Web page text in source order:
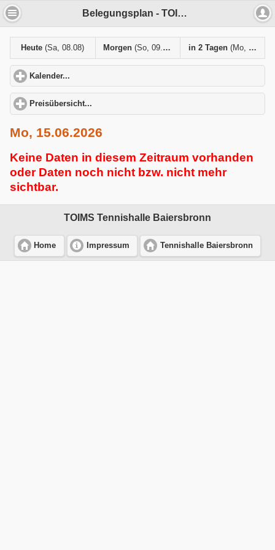
Belegungsplan - TOIMS Tennishalle Baiersbronn
Heute(Sa, 08.08) Morgen(So, 09.08) in 2 Tagen (Mo, 10.08)
Kalender...
Preisübersicht...
Mo, 15.06.2026
Keine Daten in diesem Zeitraum vorhanden
oder Daten noch nicht bzw. nicht mehr
sichtbar.
TOIMS Tennishalle Baiersbronn
Home Impressum Tennishalle Baiersbronn